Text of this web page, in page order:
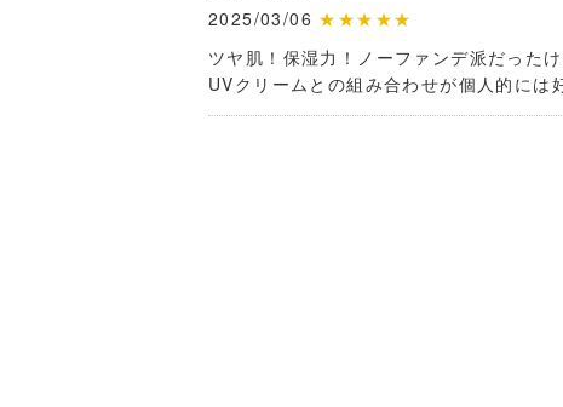
2025/03/06 ★★★★★
ツヤ肌！保湿力！ノーファンデ派だった
UVクリームとの組み合わせが個人的には